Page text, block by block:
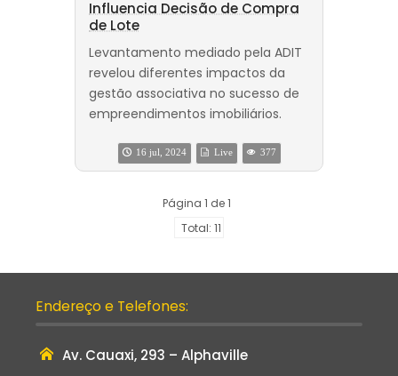
Influencia Decisão de Compra
de Lote
Levantamento mediado pela ADIT
revelou diferentes impactos da
gestão associativa no sucesso de
empreendimentos imobiliários.
16 jul, 2024 Live 377
Página 1 de 1
Total: 11
Endereço e Telefones:
Av. Cauaxi, 293 – Alphaville